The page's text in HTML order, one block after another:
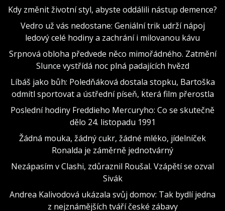
Kdy změnit životní styl, abyste oddálili nástup demence?
Vedro už vás nedostane: Geniální trik udrží nápoj
ledový celé hodiny a zachrání i milovanou kávu
Srpnová obloha předvede něco mimořádného. Zatmění
Slunce vystřídá noc plná padajících hvězd
Líbáš jako bůh: Poledňáková dostala stopku, Bartoška
odmítl sportovat a ústřední píseň, která film přerostla
Poslední hodiny Freddieho Mercuryho: Co se skutečně
dělo 24. listopadu 1991
Žádná mouka, žádný cukr, žádné mléko, jídelníček
Ronalda je záměrně jednotvárný
Nezápasím v Clashi, zdůraznil Roušal. Vzápětí se ozval
Sivák
Andrea Kalivodová ukázala svůj domov: Tak bydlí jedna
z nejznámějších tváří české zábavy